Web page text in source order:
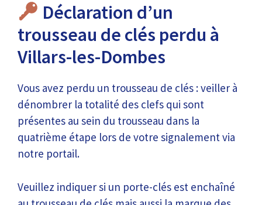
Déclaration d’un
trousseau de clés perdu à
Villars-les-Dombes
Vous avez perdu un trousseau de clés : veiller à
dénombrer la totalité des clefs qui sont
présentes au sein du trousseau dans la
quatrième étape lors de votre signalement via
notre portail.
Veuillez indiquer si un porte-clés est enchaîné